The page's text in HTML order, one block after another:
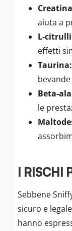
aiuta a
L-
effetti
Taurina:
Beta-
le
I RISCHI
Sebbene
sicuro e
hanno